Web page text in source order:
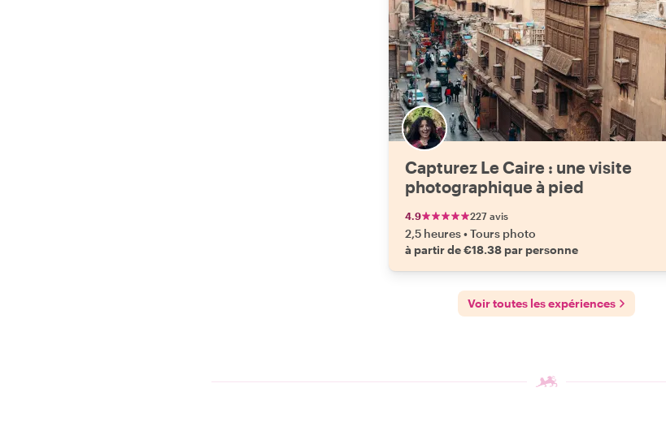
Capturez Le Caire : une visite
photographique à pied
4.9 227 avis
2,5 heures•Tours photo
à partir de €18.38 par personne
Voir toutes les expériences